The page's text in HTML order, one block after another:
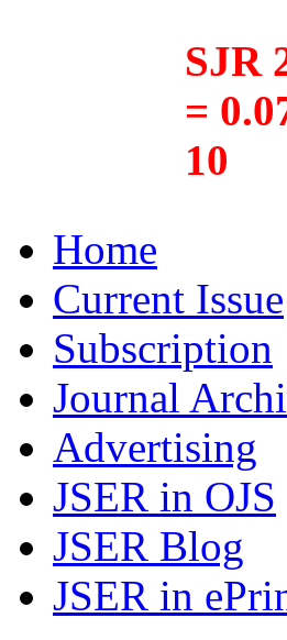
SJR
=
10
Home
Current Issue
Subscription
Journal
Advertising
JSER in OJS
JSER Blog
JSER in